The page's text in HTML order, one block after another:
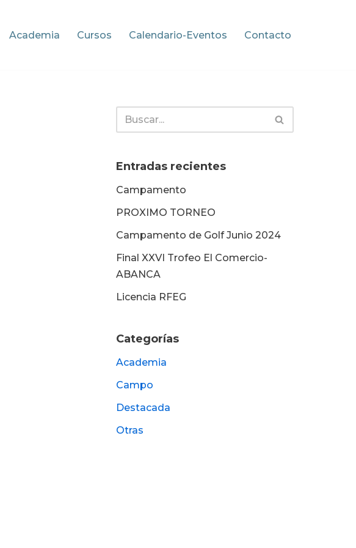
Academia Cursos Calendario-Eventos Contacto
Entradas recientes
Campamento
PROXIMO TORNEO
Campamento de Golf Junio 2024
Final XXVI Trofeo El Comercio-
ABANCA
Licencia RFEG
Categorías
Academia
Campo
Destacada
Otras